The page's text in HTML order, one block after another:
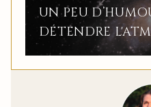
UN PEU
DÉTENDRE